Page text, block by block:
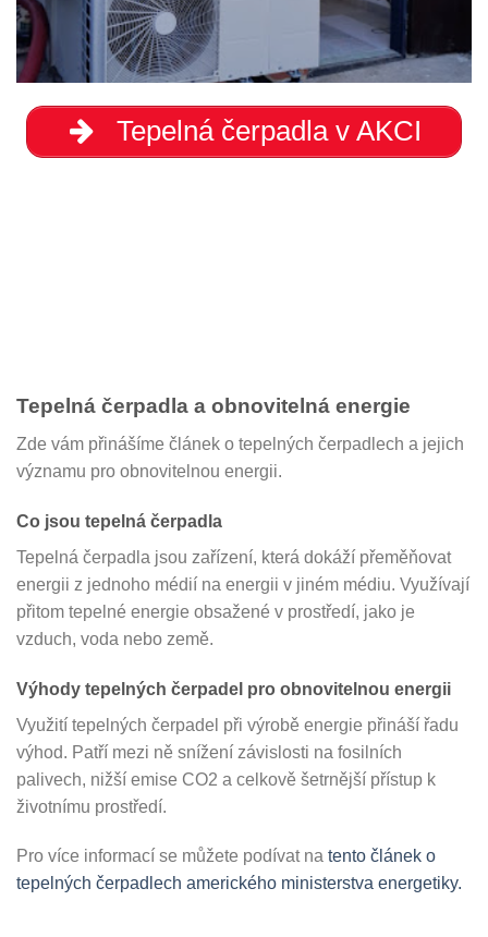
Tepelná čerpadla v AKCI
Tepelná čerpadla a obnovitelná energie
Zde vám přinášíme článek o tepelných čerpadlech a jejich
významu pro obnovitelnou energii.
Co jsou tepelná čerpadla
Tepelná čerpadla jsou zařízení, která dokáží přeměňovat
energii z jednoho médií na energii v jiném médiu. Využívají
přitom tepelné energie obsažené v prostředí, jako je
vzduch, voda nebo země.
Výhody tepelných čerpadel pro obnovitelnou energii
Využití tepelných čerpadel při výrobě energie přináší řadu
výhod. Patří mezi ně snížení závislosti na fosilních
palivech, nižší emise CO2 a celkově šetrnější přístup k
životnímu prostředí.
Pro více informací se můžete podívat na tento článek o
tepelných čerpadlech amerického ministerstva energetiky.